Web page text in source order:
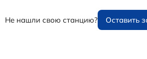
Не нашли свою станцию? Оставить